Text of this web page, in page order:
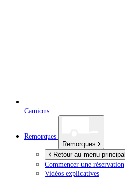
Camions
Remorques
Remorques
Retour au menu principal
Commencer une réservation
Vidéos explicatives